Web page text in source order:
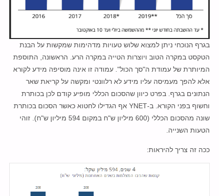
בגרף הנוכחי ניתן למצוא שלוש טעויות מדהימות שמקשות על הבנת
הטקסט במקרה הטוב ויוצרות הטייה במקרה הרע. הראשונה, התוספת
המיותרת של עמודת ה"סך הכול". עמודה זו אינה מוסיפה מידע לקורא
אלא להפך מעמיסה עליו מידע לא רלוונטי ומקשה על קריאת שאר
הנתונים בגרף. בפרט כיוון שהסכום הכללי מופיע קודם לכן בכותרת
וחשוף בפני הקורא. ב-YNET אף הגדילו לחטוא כאשר הסכום בכותרת
שונה מהסכום הכללי (600 מיליון ש"ח במקום 594 מיליון ש"ח). זוהי
הטעות השנייה.
ככה זה צריך להיראות: